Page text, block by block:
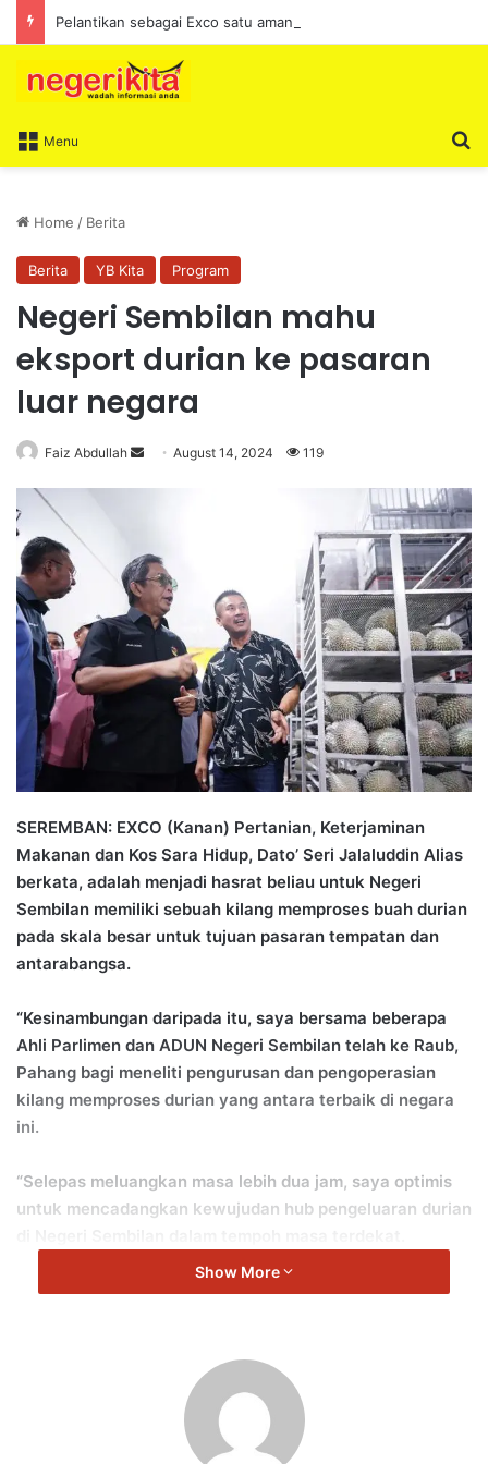
Menu
Home / Berita
Berita YB Kita Program
Negeri Sembilan mahu
eksport durian ke pasaran
luar negara
Faiz Abdullah
a
n
e
a
i
August 14, 2024 119
SEREMBAN: EXCO (Kanan) Pertanian, Keterjaminan
Makanan dan Kos Sara Hidup, Dato’ Seri Jalaluddin Alias
berkata, adalah menjadi hasrat beliau untuk Negeri
Sembilan memiliki sebuah kilang memproses buah durian
pada skala besar untuk tujuan pasaran tempatan dan
antarabangsa.
“Kesinambungan daripada itu, saya bersama beberapa
Ahli Parlimen dan ADUN Negeri Sembilan telah ke Raub,
Pahang bagi meneliti pengurusan dan pengoperasian
kilang memproses durian yang antara terbaik di negara
ini.
“Selepas meluangkan masa lebih dua jam, saya optimis
untuk mencadangkan kewujudan hub pengeluaran durian
“Hub pengeluaran durian ini haruslah memberi manfaat
Show More